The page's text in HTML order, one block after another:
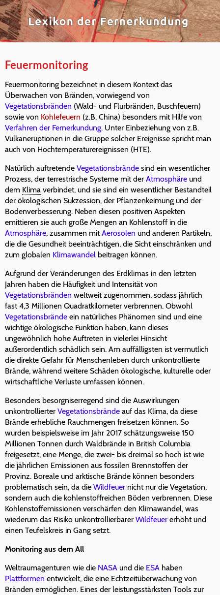
Feuermonitoring
Feuermonitoring bezeichnet in diesem Kontext das
Überwachen von Bränden, vorwiegend von
Vegetationsbränden (Wald- und Flurbränden, Buschfeuern)
sowie von Kohlefeuern (z.B. China) besonders mit Hilfe von
Verfahren der Fernerkundung. Unter Einbeziehung von z.B.
Vulkaneruptionen in die Gruppe solcher Ereignisse spricht man
auch von Hochtemperaturereignissen (HTE).
Natürlich auftretende Vegetationsbrände sind ein wesentlicher
Prozess, der terrestrische Systeme mit der Atmosphäre und
dem Klima verbindet, und sie sind ein wesentlicher Bestandteil
der ökologischen Sukzession, der Pflanzenkeimung und der
Bodenverbesserung. Neben diesen positiven Aspekten
emittieren sie auch große Mengen an Kohlenstoff in die
Atmosphäre, zusammen mitAerosolen und anderen Partikeln,
die die Gesundheit beeinträchtigen, die Sicht einschränken und
zum globalen Klimawandel beitragen können.
Aufgrund der Veränderungen des Erdklimas in den letzten
Jahren haben die Häufigkeit und Intensität von
Vegetationsbränden weltweit zugenommen, sodass jährlich
fast 4,3 Millionen Quadratkilometer verbrennen. Obwohl
Vegetationsbrände ein natürliches Phänomen sind und eine
wichtige ökologische Funktion haben, kann dieses
ungewöhnlich hohe Auftreten in vielerlei Hinsicht
außerordentlich schädlich sein. Am auffälligsten ist vermutlich
die direkte Gefahr für Menschenleben durch unkontrollierte
Brände, während weitere Schäden ökologische, kulturelle oder
wirtschaftliche Verluste umfassen können.
Besonders besorgniserregend sind die Auswirkungen
unkontrollierter Vegetationsbrände auf das Klima, da diese
Brände erhebliche Rauchmengen freisetzen können. So
wurden beispielsweise im Jahr 2017 schätzungsweise 150
Millionen Tonnen durch Waldbrände in British Columbia
freigesetzt, eine Menge, die zwei- bis dreimal so hoch ist wie
die jährlichen Emissionen aus fossilen Brennstoffen der
Provinz. Boreale und arktische Brände können besonders
problematisch sein, da die Wildfeuer nicht nur die Vegetation,
sondern auch die kohlenstoffreichen Böden verbrennen. Diese
Kohlenstoffemissionen verschärfen den Klimawandel, was
wiederum das Risiko unkontrollierbarer Wildfeuer erhöht und
einen Teufelskreis in Gang setzt.
Monitoring aus dem All
Weltraumagenturen wie die NASA und die ESA haben
Plattformen entwickelt, die eine Echtzeitüberwachung von
Bränden ermöglichen. Eines der leistungsstärksten Tools zur